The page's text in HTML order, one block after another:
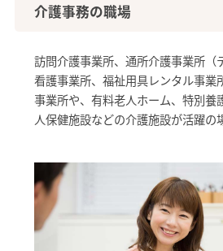
介護事務の職場
訪問介護事業所、通所介護事業所（
看護事業所、福祉用具レンタル事業
事業所や、有料老人ホーム、特別養
人保健施設などの介護施設が活躍の